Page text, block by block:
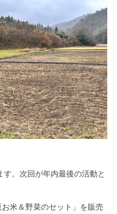
。次回が年内最後の活動と
米＆野菜のセット」を販売